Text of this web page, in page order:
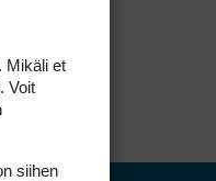
Mikäli et
Voit
siihen